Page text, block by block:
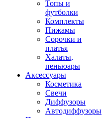
Топы и
футболки
Комплекты
Пижамы
Сорочки и
платья
Халаты,
пеньюары
Аксессуары
Косметика
Свечи
Диффузоры
Автодиффузоры